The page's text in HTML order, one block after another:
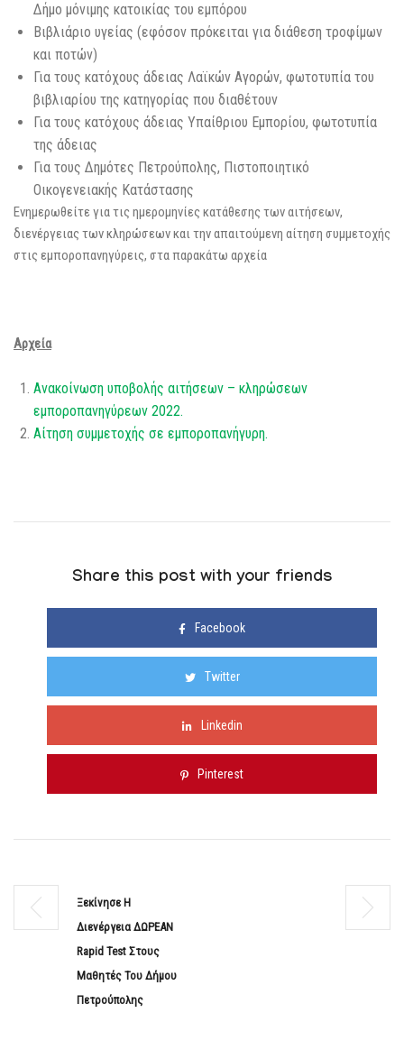
Δήμο μόνιμης κατοικίας του εμπόρου
Βιβλιάριο υγείας (εφόσον πρόκειται για διάθεση τροφίμων
και ποτών)
Για τους κατόχους άδειας Λαϊκών Αγορών, φωτοτυπία του
βιβλιαρίου της κατηγορίας που διαθέτουν
Για τους κατόχους άδειας Υπαίθριου Εμπορίου, φωτοτυπία
της άδειας
Για τους Δημότες Πετρούπολης, Πιστοποιητικό
Οικογενειακής Κατάστασης
Ενημερωθείτε για τις ημερομηνίες κατάθεσης των αιτήσεων,
διενέργειας των κληρώσεων και την απαιτούμενη αίτηση συμμετοχής
στις εμποροπανηγύρεις, στα παρακάτω αρχεία
Αρχεία
Ανακοίνωση υποβολής αιτήσεων – κληρώσεων
εμποροπανηγύρεων 2022.
Αίτηση συμμετοχής σε εμποροπανήγυρη.
Share this post with your friends
Facebook
Twitter
Linkedin
Pinterest
Ξεκίνησε Η
Διενέργεια ΔΩΡΕΑΝ
Rapid Test Στους
Μαθητές Του Δήμου
Πετρούπολης